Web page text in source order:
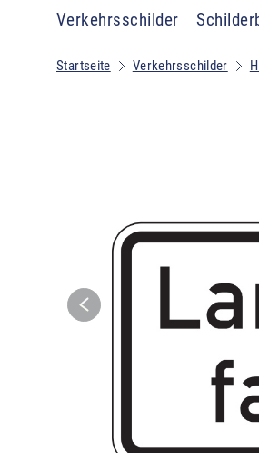
Verkehrsschilder
Startseite Verkehrsschilder